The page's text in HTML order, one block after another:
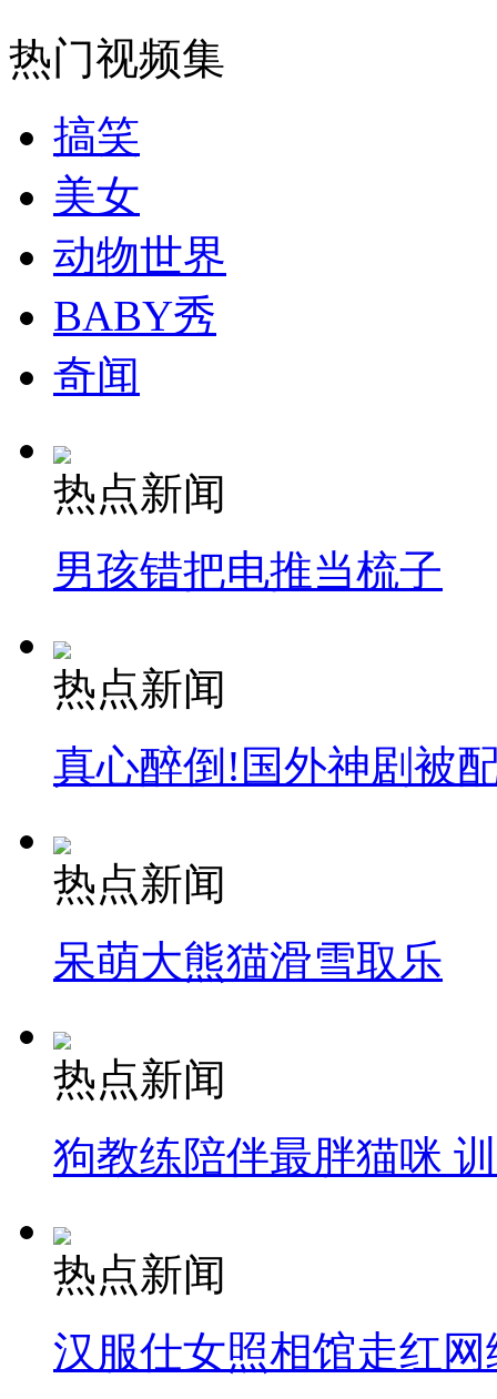
走！跟着总书记去植树
消防员救轻生者
司机酒驾遇交警 急速倒车逃窜
热门视频集
搞笑
美女
动物世界
BABY秀
奇闻
热点新闻
男孩错把电推当梳子
热点新闻
真心醉倒!国外神剧被
热点新闻
呆萌大熊猫滑雪取乐
热点新闻
狗教练陪伴最胖猫咪
热点新闻
汉服仕女照相馆走红网